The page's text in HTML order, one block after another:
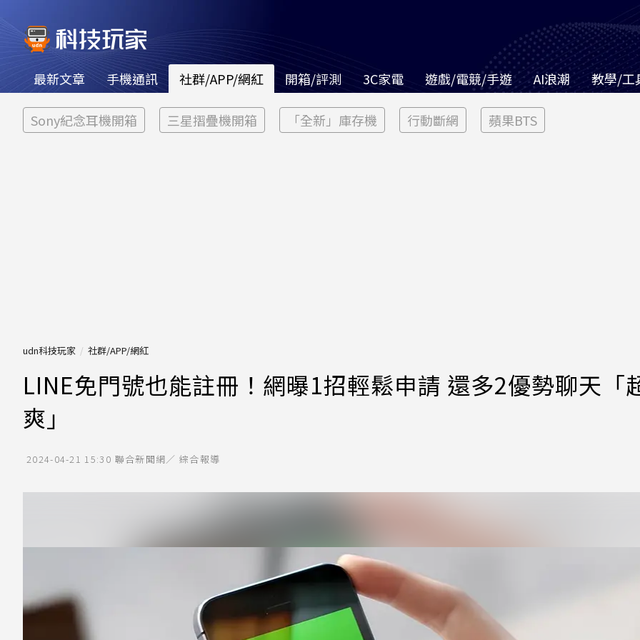
最新文章 手機通訊 社群/APP/網紅 開箱/評測 3C家電 遊戲/電競/手遊 AI浪潮 教學/工
Sony紀念耳機開箱 三星摺疊機開箱 「全新」庫存機 行動斷網 蘋果BTS
udn科技玩家 社群/APP/網紅
LINE免門號也能註冊！網曝1招輕鬆申請 還多2優勢聊天「
爽」
2024-04-21 15:30 聯合新聞網／ 綜合報導